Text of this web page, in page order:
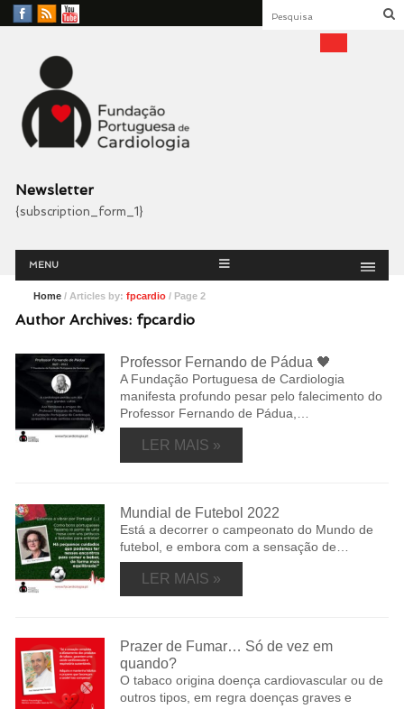
Facebook
RSS
YouTube
Fundação Portuguesa
Cardiologia
Newsletter
{subscription_form_1}
Menu
MENU
Home/ Articles by: fpcardio/ Page 2
Author Archives: fpcardio
Professor Fernando de Pádua 🖤
A Fundação Portuguesa de Cardiologia
manifesta profundo pesar pelo falecimento do
Professor Fernando de Pádua,…
LER MAIS »
Mundial de Futebol 2022
Está a decorrer o campeonato do Mundo de
futebol, e embora com a sensação de…
LER MAIS »
Prazer de Fumar… Só de vez em
quando?
O tabaco origina doença cardiovascular ou de
outros tipos, em regra doenças graves e